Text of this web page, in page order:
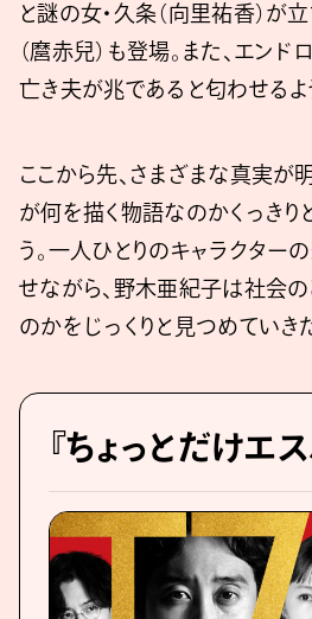
と謎の女・久条（向里祐香）が
（麿赤兒）も登場。また、エン
亡き夫が兆であると匂わせるよ
ここから先、さまざまな真実が
が何を描く物語なのかくっきり
う。一人ひとりのキャラクター
せながら、野木亜紀子は社会
のかをじっくりと見つめていき
『ちょっとだけエス